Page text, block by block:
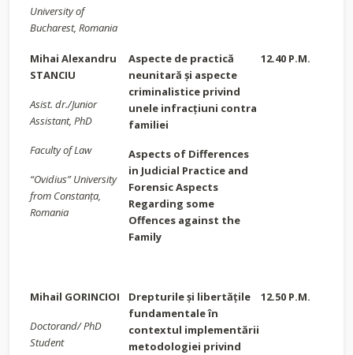
University of
Bucharest, Romania
Mihai Alexandru
STANCIU
Asist. dr./Junior
Assistant, PhD
Faculty of Law
“Ovidius” University
from Constanța,
Romania
Aspecte de practică
neunitară și aspecte
criminalistice privind
unele infracțiuni contra
familiei
Aspects of Differences
in Judicial Practice and
Forensic Aspects
Regarding some
Offences against the
Family
12.40 P.M.
Mihail GORINCIOI
Doctorand/ PhD
Student
Drepturile și libertățile
fundamentale în
contextul implementării
metodologiei privind
12.50 P.M.